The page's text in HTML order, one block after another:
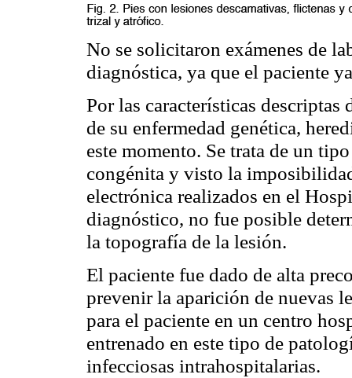
No se solicitaron exámenes de
diagnóstica, ya que el paciente
Por las características descriptas
de su enfermedad genética,
este momento. Se trata de un
congénita y visto la
electrónica realizados en el
diagnóstico, no fue posible
la topografía de la lesión.
El paciente fue dado de alta
prevenir la aparición de nuevas
para el paciente en un centro
entrenado en este tipo de
infecciosas intrahospitalarias.